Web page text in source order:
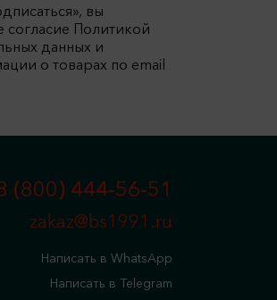
вы
согласие Политикой
данных и
о товарах по email
(800) 444-56-51
zakaz@bs1991.ru
Написать в WhatsApp
Написать в Telegram